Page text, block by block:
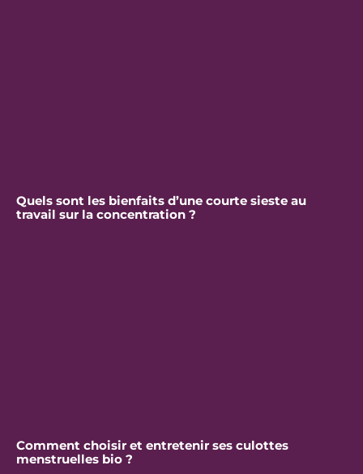
Quels sont les bienfaits d’une courte sieste au
travail sur la concentration ?
Comment choisir et entretenir ses culottes
menstruelles bio ?